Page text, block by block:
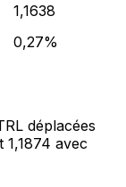
1,1638
0,27%
déplacées
1,1874 avec